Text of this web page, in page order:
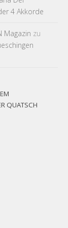
4 Akkorde
Magazin zu
QUATSCH